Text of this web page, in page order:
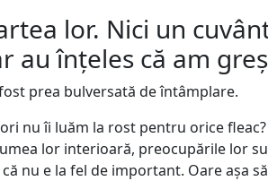
lor. Nici un
au înțeles că am
prea bulversată de întâmplare.
nu îi luăm la rost pentru orice
lor interioară, preocupările lor
nu e la fel de important. Oare așa